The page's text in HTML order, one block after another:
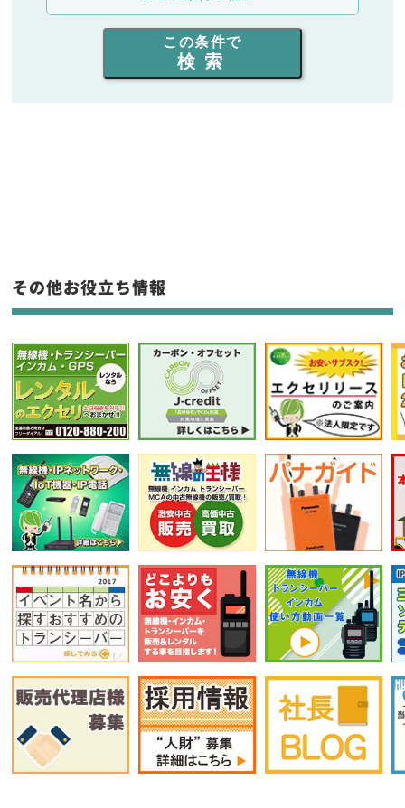
出力を選ぶ
同時通話人数を選ぶ
フリーワード入力(製品名等)
選択条件をリセット
この条件で
検索
その他お役立ち情報